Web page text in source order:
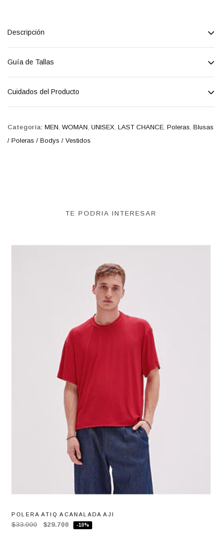
Descripción
Guía de Tallas
Cuidados del Producto
Categoría: MEN, WOMAN, UNISEX, LAST CHANCE, Poleras, Blusas
/ Poleras / Bodys / Vestidos
TE PODRIA INTERESAR
POLERA ATIQ ACANALADA AJI
$33.000 $29.700 -10%